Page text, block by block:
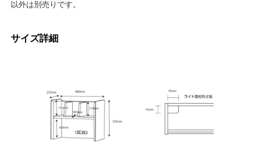
以外は別売りです。
サイズ詳細